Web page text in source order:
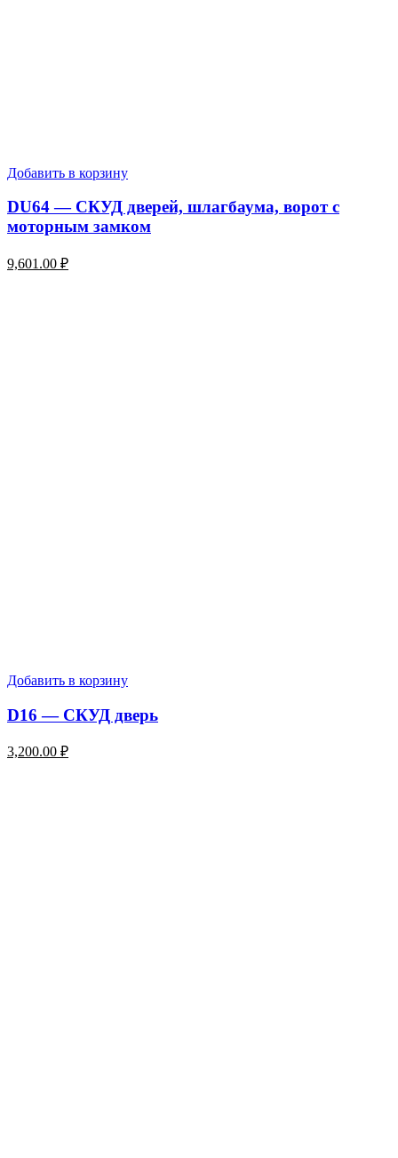
Добавить в корзину
DU64 — СКУД дверей, шлагбаума, ворот с
моторным замком
9,601.00 ₽
Добавить в корзину
D16 — СКУД дверь
3,200.00 ₽